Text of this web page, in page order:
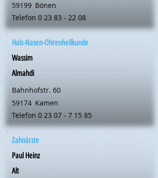
59199 Bönen
Telefon 0 23 83 - 22 08
Hals-Nasen-Ohrenheilkunde
Wassim
Almahdi
Bahnhofstr. 60
59174 Kamen
Telefon 0 23 07 - 7 15 85
Zahnärzte
Paul Heinz
Alt